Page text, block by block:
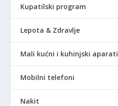
Kupatilski program
Lepota & Zdravlje
Mali kućni i kuhinjski aparati
Mobilni telefoni
Nakit